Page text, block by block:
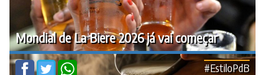
Mondial de La Biere 2026 já vai começar
#EstiloPdB